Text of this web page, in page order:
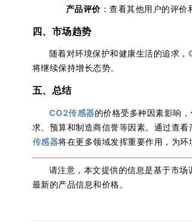
产品评价：查看其他用户的评价
四、市场趋势
随着对环境保护和健康生活的追求，
将继续保持增长态势。
五、总结
CO2传感器的价格受多种因素影响
求、预算和制造商信誉等因素。通过查
传感器将在更多领域发挥重要作用，为环
请注意，本文提供的信息是基于市
最新的产品信息和价格。